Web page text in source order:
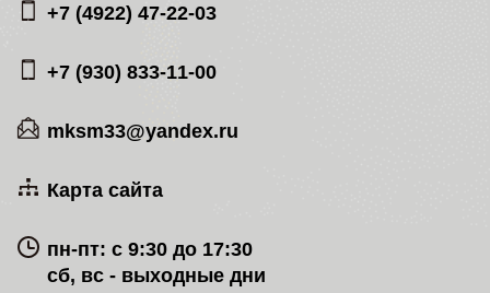
+7 (4922) 47-22-03
+7 (930) 833-11-00
mksm33@yandex.ru
Карта сайта
пн-пт: с 9:30 до 17:30
сб, вс - выходные дни